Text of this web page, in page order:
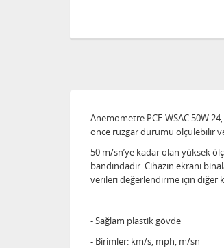
Anemometre PCE-WSAC 50W
önce rüzgar durumu ölçülebilir
50 m/sn’ye kadar olan yüksek
bandındadır. Cihazın ekranı
verileri değerlendirme için diğer
- Sağlam plastik gövde
- Birimler: km/s, mph, m/sn